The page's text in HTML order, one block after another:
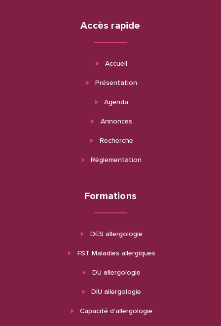
Accès rapide
Accueil
Présentation
Agenda
Annonces
Recherche
Réglementation
Formations
DES allergologie
FST Maladies allergiques
DU allergologie
DIU allergologie
Capacité d'allergologie